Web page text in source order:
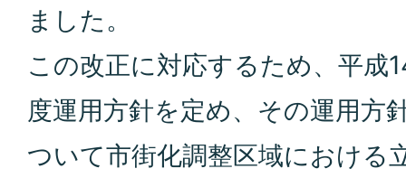
ました。
この改正に対応するため、平成
度運用方針を定め、その運用方
ついて市街化調整区域における